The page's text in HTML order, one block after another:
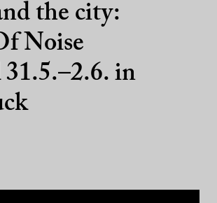
the city:
Noise
31.5.–2.6. in